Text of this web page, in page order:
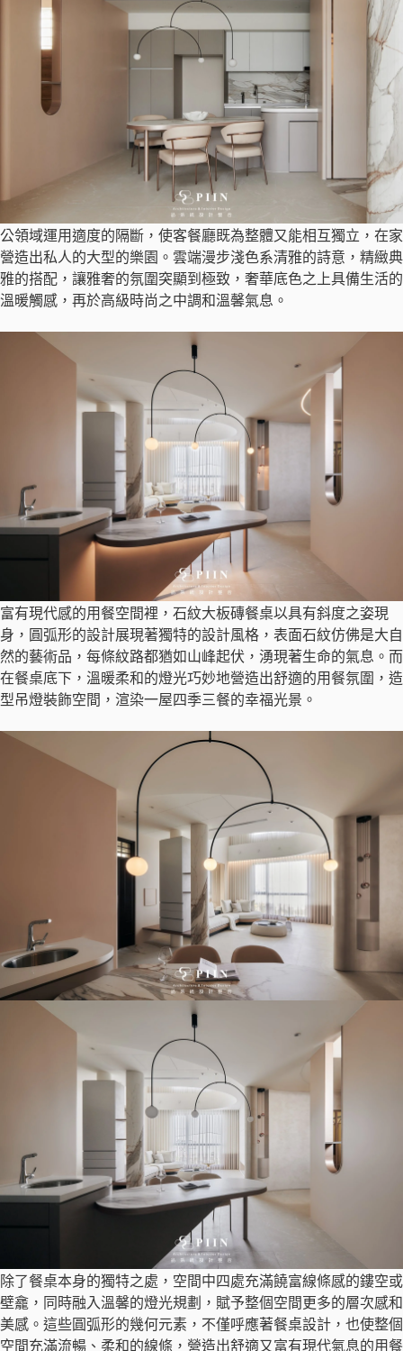
公領域運用適度的隔斷，使客餐廳既為整體又能相互獨立，在家
營造出私人的大型的樂園。雲端漫步淺色系清雅的詩意，精緻典
雅的搭配，讓雅奢的氛圍突顯到極致，奢華底色之上具備生活的
溫暖觸感，再於高級時尚之中調和溫馨氣息。
富有現代感的用餐空間裡，石紋大板磚餐桌以具有斜度之姿現
身，圓弧形的設計展現著獨特的設計風格，表面石紋仿佛是大自
然的藝術品，每條紋路都猶如山峰起伏，湧現著生命的氣息。而
在餐桌底下，溫暖柔和的燈光巧妙地營造出舒適的用餐氛圍，造
型吊燈裝飾空間，渲染一屋四季三餐的幸福光景。
除了餐桌本身的獨特之處，空間中四處充滿饒富線條感的鏤空或
壁龕，同時融入溫馨的燈光規劃，賦予整個空間更多的層次感和
美感。這些圓弧形的幾何元素，不僅呼應著餐桌設計，也使整個
空間充滿流暢、柔和的線條，營造出舒適又富有現代氣息的用餐